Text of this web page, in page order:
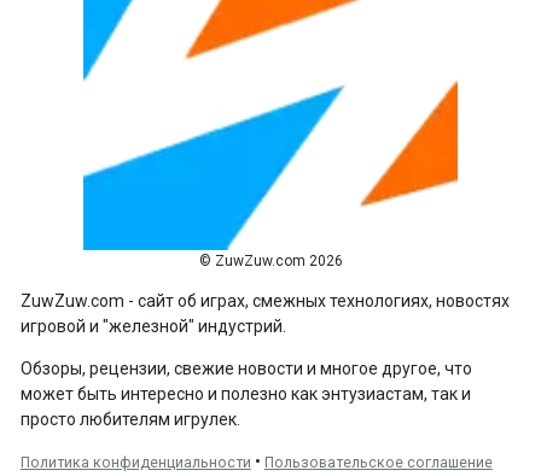
© ZuwZuw.com 2026
ZuwZuw.com - сайт об играх, смежных технологиях, новостях
игровой и "железной" индустрий.
Обзоры, рецензии, свежие новости и многое другое, что
может быть интересно и полезно как энтузиастам, так и
просто любителям игрулек.
Политика конфиденциальности • Пользовательское соглашение